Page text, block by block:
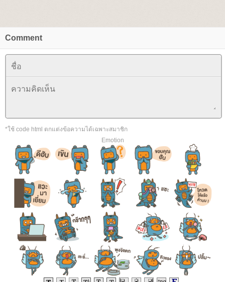
Comment
*ใช้ code html ตกแต่งข้อความได้เฉพาะสมาชิก
Emotion